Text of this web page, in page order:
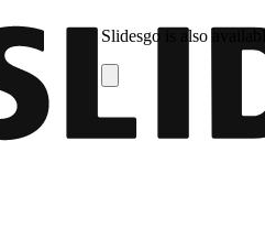
Slidesgo is also